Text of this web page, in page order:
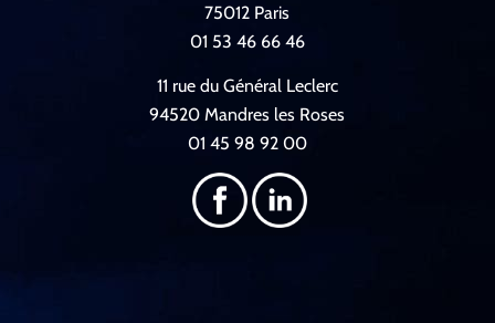
75012 Paris
01 53 46 66 46
11 rue du Général Leclerc
94520 Mandres les Roses
01 45 98 92 00